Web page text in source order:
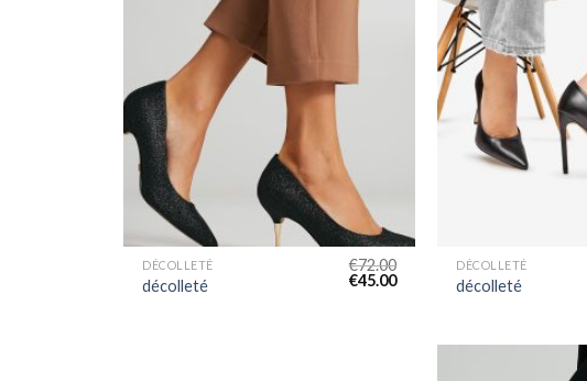
DÉCOLLETÉ
décolleté
€72.00
€45.00
DÉCOLLETÉ
décolleté